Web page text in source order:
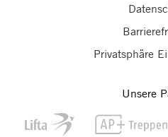
Privatsphäre
Unsere